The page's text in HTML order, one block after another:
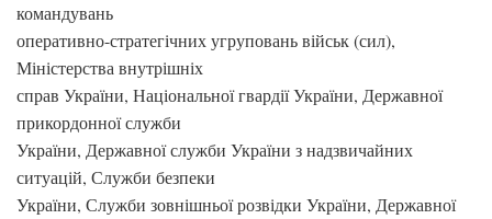
командувань
оперативно-стратегічних угруповань військ (сил),
Міністерства внутрішніх
справ України, Національної гвардії України, Державної
прикордонної служби
України, Державної служби України з надзвичайних
ситуацій, Служби безпеки
України, Служби зовнішньої розвідки України, Державної